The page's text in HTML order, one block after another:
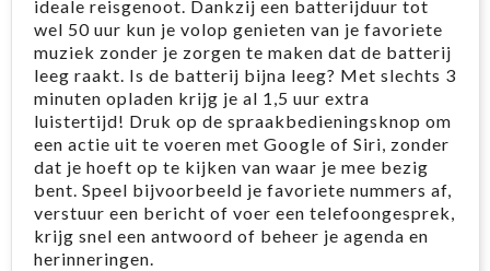
ideale reisgenoot. Dankzij een batterijduur tot
wel 50 uur kun je volop genieten van je favoriete
muziek zonder je zorgen te maken dat de batterij
leeg raakt. Is de batterij bijna leeg? Met slechts 3
minuten opladen krijg je al 1,5 uur extra
luistertijd! Druk op de spraakbedieningsknop om
een actie uit te voeren met Google of Siri, zonder
dat je hoeft op te kijken van waar je mee bezig
bent. Speel bijvoorbeeld je favoriete nummers af,
verstuur een bericht of voer een telefoongesprek,
krijg snel een antwoord of beheer je agenda en
herinneringen.